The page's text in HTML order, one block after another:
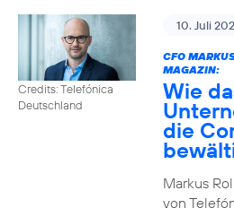
Credits: Telefónica
Deutschland
10. Juli
CFO
MAGAZIN:
Wie
die
Markus
von